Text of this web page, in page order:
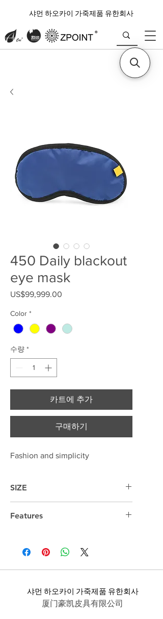
샤먼 하오카이 가죽제품 유한회사
450 Daily blackout
eye mask
US$99,999.00
Color *
수량 *
카트에 추가
구매하기
Fashion and simplicity
SIZE
Features
샤먼 하오카이 가죽제품 유한회사
厦门豪凯皮具有限公司